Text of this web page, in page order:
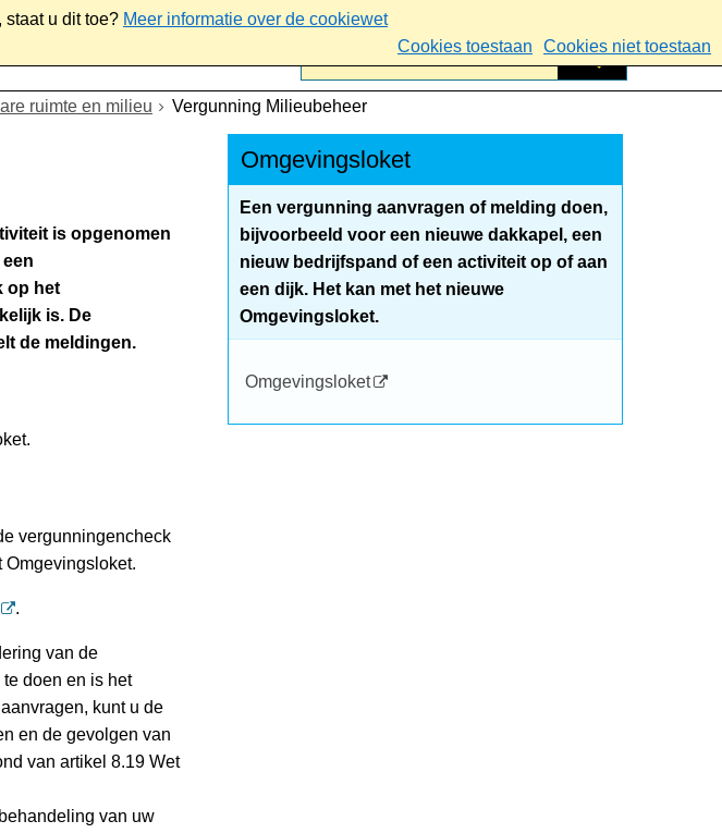
u dit toe? Meer informatie over de cookiewet
Cookies toestaan
Cookies niet toestaan
ruimte en milieu Vergunning Milieubeheer
is opgenomen
op het
is. De
de meldingen.
vergunningencheck
.
van de
doen en is het
kunt u de
en de gevolgen van
van artikel 8.19 Wet
van uw
Omgevingsloket
Een vergunning aanvragen of melding doen,
bijvoorbeeld voor een nieuwe dakkapel, een
nieuw bedrijfspand of een activiteit op of aan
een dijk. Het kan met het nieuwe
Omgevingsloket.
Omgevingsloket